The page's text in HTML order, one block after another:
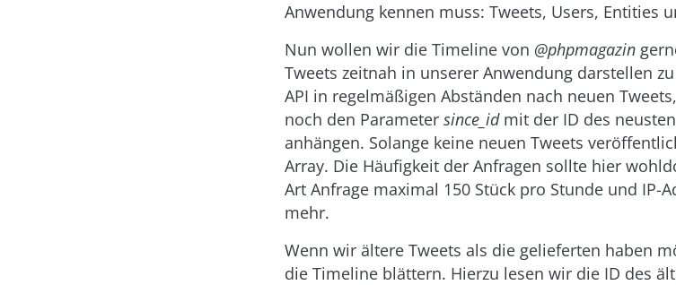
Anwendung kennen muss: Tweets, Users, Entities
Nun wollen wir die Timeline von @phpmagazin
Tweets zeitnah in unserer Anwendung darstellen
API in regelmäßigen Abständen nach neuen
noch den Parameter since_idmit der ID des
anhängen. Solange keine neuen Tweets
Array. Die Häufigkeit der Anfragen sollte hier
Art Anfrage maximal 150 Stück pro Stunde und IP-
mehr.
Wenn wir ältere Tweets als die gelieferten haben
die Timeline blättern. Hierzu lesen wir die ID des